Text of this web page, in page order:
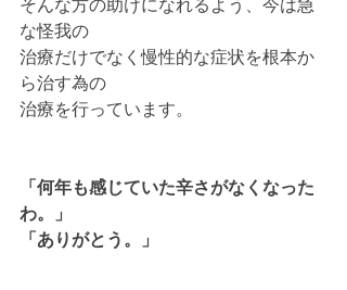
そんな方の助けになれるよう、今は急
な怪我の
治療だけでなく慢性的な症状を根本か
ら治す為の
治療を行っています。
「何年も感じていた辛さがなくなった
わ。」
「ありがとう。」